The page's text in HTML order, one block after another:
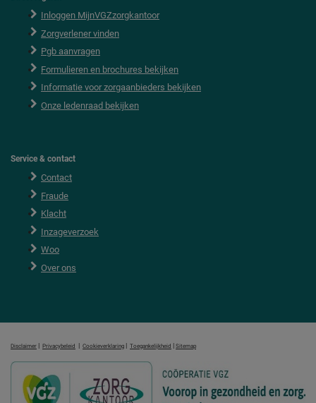
Inloggen MijnVGZzorgkantoor
Zorgverlener vinden
Pgb aanvragen
Formulieren en brochures bekijken
Informatie voor zorgaanbieders bekijken
Onze ledenraad bekijken
Service & contact
Contact
Fraude
Klacht
Inzageverzoek
Woo
Over ons
Disclaimer Privacybeleid Cookieverklaring Toegankelijkheid Sitemap